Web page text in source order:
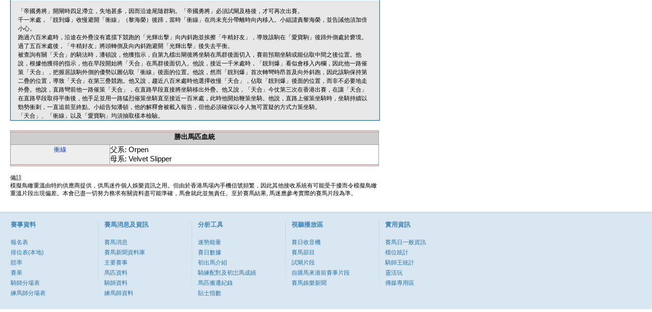
「帝國勇將」開閘時四足滯立，失地甚多，因而沿途尾隨群駒。「帝國勇將」必須試閘及格後，才可再次出賽。
千一米處，「靚到爆」收慢避開「衝線」（黎海榮）後蹄，當時「衝線」在尚未充分帶離時向內移入。小組譴責黎海榮，並告誡他須加倍
小心。
跑過六百米處時，沿途在外疊沒有遮擋下競跑的「光輝出擊」向內斜跑並挨擦「牛精好友」，導致該駒在「愛寶駒」後蹄外側處於窘境。
過了五百米處後，「牛精好友」將頭轉側及向內斜跑避開「光輝出擊」後失去平衡。
被查詢有關「天合」的騎法時，潘頓說，他獲指示，自第九檔出閘後將坐騎在馬群後面切入，賽前預期坐騎或能佔取中間之後位置。他
說，根據他獲得的指示，他在早段開始將「天合」在馬群後面切入。他說，接近一千米處時，「靚到爆」看似會移入內欄，因此他一路催
策「天合」，把握居該駒外側的優勢以圖佔取「衝線」後面的位置。他說，然而「靚到爆」首次轉彎時昂首及向外斜跑，因此該駒保持第
二疊的位置，導致「天合」在第三疊競跑。他又說，趨近八百米處時他選擇收慢「天合」，佔取「靚到爆」後面的位置，而非不必要地走
外疊。他說，直路彎前他一路催策「天合」，在直路早段直接將坐騎移出外疊。他又說，「天合」今仗第三次在香港出賽，在讓「天合」
在直路早段取得平衡後，他手足並用一路猛烈催策坐騎直至接近一百米處，此時他開始鞭策坐騎。他說，直路上催策坐騎時，坐騎持續以
勁勢衝刺，一直追前至終點。小組告知潘頓，他的解釋會被載入報告，但他必須確保以令人無可置疑的方式力策坐騎。
「天合」、「衝線」以及「愛寶駒」均須抽取樣本檢驗。
勝出馬匹血統
衝線
父系: Orpen
母系: Velvet Slipper
備註
模擬鳥瞰重溫由特約供應商提供，供馬迷作個人娛樂資訊之用。但由於香港馬場內手機信號頻繁，因此其他接收系統有可能受干擾而令模擬鳥瞰
重溫片段出現偏差。本會已盡一切努力務求有關資料盡可能準確，馬會就此並無責任。至於賽馬結果, 馬迷應參考實際的賽馬片段為準。
賽事資料
報名表
排位表(本地)
賠率
賽果
騎師分場表
練馬師分場表
賽馬消息及資訊
賽馬消息
賽馬新聞資料庫
主要賽事
馬匹資料
騎師資料
練馬師資料
分析工具
速勢能量
賽日數據
初出馬介紹
騎練配對及初岀馬成績
馬匹搬遷紀錄
貼士指數
視聽播放區
賽日收音機
賽馬節目
試閘片段
自購馬來港前賽事片段
賽馬娛樂新聞
實用資訊
賽馬日一般資訊
檔位統計
騎師王統計
靈活玩
傳媒專用區